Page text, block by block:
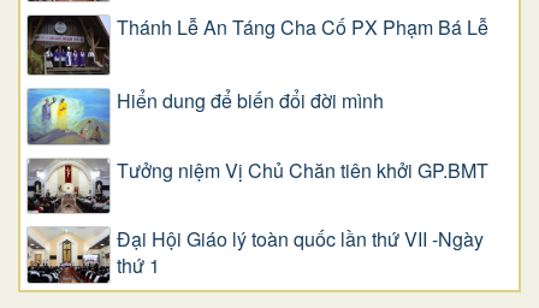
Thánh Lễ An Táng Cha Cố PX Phạm Bá Lễ
Hiển dung để biến đổi đời mình
Tưởng niệm Vị Chủ Chăn tiên khởi GP.BMT
Đại Hội Giáo lý toàn quốc lần thứ VII -Ngày
thứ 1